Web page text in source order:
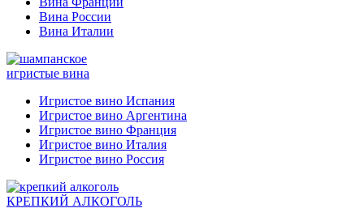
Вина России
Вина Италии
игристые вина
Игристое вино Испания
Игристое вино Аргентина
Игристое вино Франция
Игристое вино Италия
Игристое вино Россия
КРЕПКИЙ АЛКОГОЛЬ